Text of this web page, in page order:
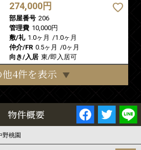
274,000円
部屋番号 206
管理費 10,000円
敷/礼 1.0ヶ月 /1.0ヶ月
仲介/FR 0.5ヶ月 /0ヶ月
向き/入居 東/即入居可
他4件を表示
物件概要
野桃園